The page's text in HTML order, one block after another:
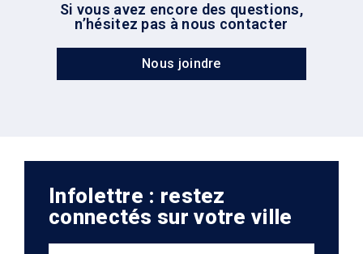
Si vous avez encore des questions,
n’hésitez pas à nous contacter
Nous joindre
Infolettre : restez
connectés sur votre ville